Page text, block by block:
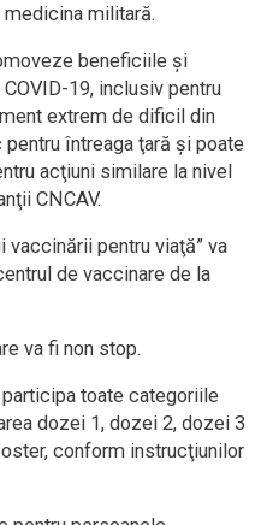
militară.
beneficiile şi
19, inclusiv pentru
extrem de dificil din
întreaga ţară şi poate
acţiuni similare la nivel
CNCAV.
vaccinării pentru viaţă” va
de vaccinare de la
va fi non stop.
toate categoriile
dozei 1, dozei 2, dozei 3
conform instrucţiunilor